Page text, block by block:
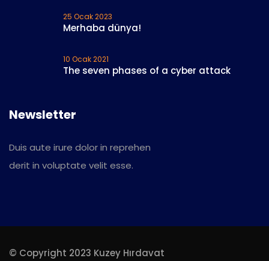
25 Ocak 2023
Merhaba dünya!
10 Ocak 2021
The seven phases of a cyber attack
Newsletter
Duis aute irure dolor in reprehen
derit in voluptate velit esse.
© Copyright 2023 Kuzey Hırdavat